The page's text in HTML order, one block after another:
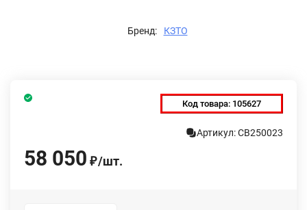
Бренд: КЗТО
Код товара: 105627
Артикул: СВ250023
58 050 ₽/шт.